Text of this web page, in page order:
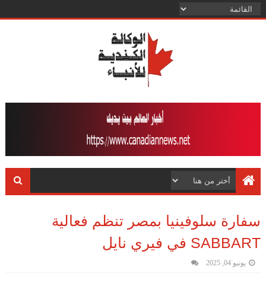
سفارة سلوفينيا بمصر تنظم فعالية
SABBART في فيري نايل
يونيو 04, 2025